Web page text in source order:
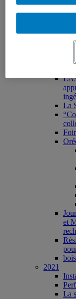
in
La
et
2021
La